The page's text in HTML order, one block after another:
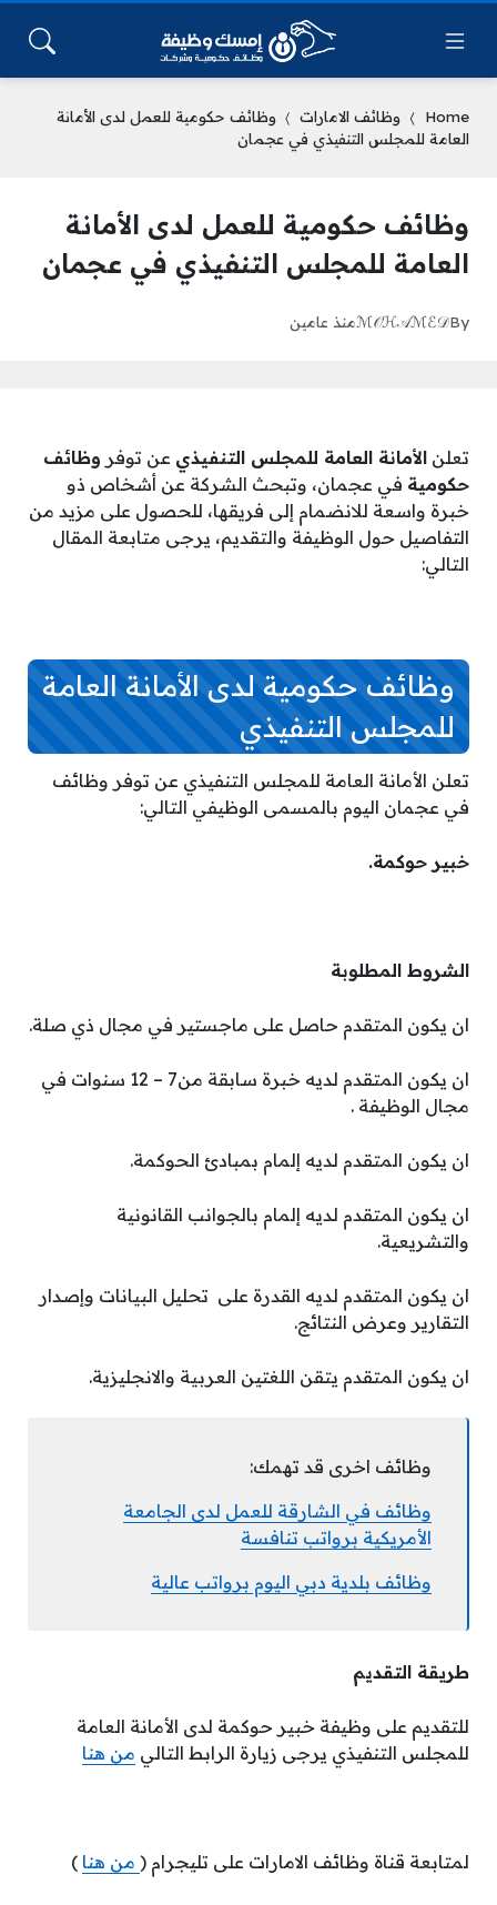
Home وظائف الامارات
وظائف حكومية للعمل لدى الأمانة
العامة للمجلس التنفيذي في عجمان
وظائف حكومية للعمل لدى الأمانة
العامة للمجلس التنفيذي في عجمان
By
ℳ𝒪ℋ𝒜ℳℰ𝒟منذ عامين
تعلن الأمانة العامة للمجلس التنفيذي عن توفر وظائف
حكومية في عجمان، وتبحث الشركة عن أشخاص ذو
خبرة واسعة للانضمام إلى فريقها، للحصول على مزيد من
التفاصيل حول الوظيفة والتقديم، يرجى متابعة المقال
التالي:
وظائف حكومية لدى الأمانة العامة
للمجلس التنفيذي
تعلن الأمانة العامة للمجلس التنفيذي عن توفر وظائف
في عجمان اليوم بالمسمى الوظيفي التالي:
خبير حوكمة.
الشروط المطلوبة
ان يكون المتقدم حاصل على ماجستير في مجال ذي صلة.
ان يكون المتقدم لديه خبرة سابقة من7 – 12 سنوات في
مجال الوظيفة .
ان يكون المتقدم لديه إلمام بمبادئ الحوكمة.
ان يكون المتقدم لديه إلمام بالجوانب القانونية
والتشريعية.
ان يكون المتقدم لديه القدرة على تحليل البيانات وإصدار
التقارير وعرض النتائج.
ان يكون المتقدم يتقن اللغتين العربية والانجليزية.
وظائف اخرى قد تهمك:
وظائف في الشارقة للعمل لدى الجامعة
الأمريكية برواتب تنافسة
وظائف بلدية دبي اليوم برواتب عالية
طريقة التقديم
للتقديم على وظيفة خبير حوكمة لدى الأمانة العامة
للمجلس التنفيذي يرجى زيارة الرابط التالي من هنا
لمتابعة قناة وظائف الامارات على تليجرام ( من هنا )